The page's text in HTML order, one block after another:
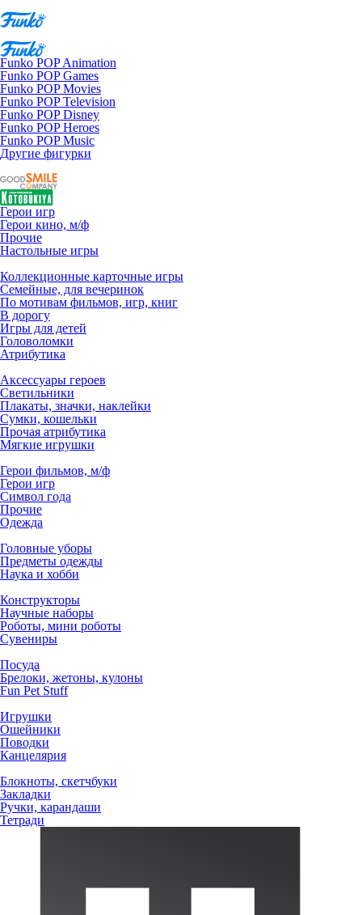
Funko POP Animation
Funko POP Games
Funko POP Movies
Funko POP Television
Funko POP Disney
Funko POP Heroes
Funko POP Music
Другие фигурки
Герои игр
Герои кино, м/ф
Прочие
Настольные игры
Коллекционные карточные игры
Семейные, для вечеринок
По мотивам фильмов, игр, книг
В дорогу
Игры для детей
Головоломки
Атрибутика
Аксессуары героев
Светильники
Плакаты, значки, наклейки
Сумки, кошельки
Прочая атрибутика
Мягкие игрушки
Герои фильмов, м/ф
Герои игр
Символ года
Прочие
Одежда
Головные уборы
Предметы одежды
Наука и хобби
Конструкторы
Научные наборы
Роботы, мини роботы
Сувениры
Посуда
Брелоки, жетоны, кулоны
Fun Pet Stuff
Игрушки
Ошейники
Поводки
Канцелярия
Блокноты, скетчбуки
Закладки
Ручки, карандаши
Тетради